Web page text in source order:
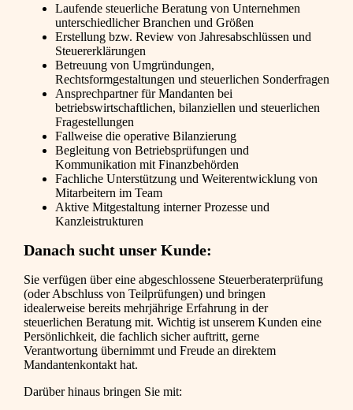
Laufende steuerliche Beratung von Unternehmen
unterschiedlicher Branchen und Größen
Erstellung bzw. Review von Jahresabschlüssen und
Steuererklärungen
Betreuung von Umgründungen,
Rechtsformgestaltungen und steuerlichen Sonderfragen
Ansprechpartner für Mandanten bei
betriebswirtschaftlichen, bilanziellen und steuerlichen
Fragestellungen
Fallweise die operative Bilanzierung
Begleitung von Betriebsprüfungen und
Kommunikation mit Finanzbehörden
Fachliche Unterstützung und Weiterentwicklung von
Mitarbeitern im Team
Aktive Mitgestaltung interner Prozesse und
Kanzleistrukturen
Danach sucht unser Kunde:
Sie verfügen über eine abgeschlossene Steuerberaterprüfung
(oder Abschluss von Teilprüfungen) und bringen
idealerweise bereits mehrjährige Erfahrung in der
steuerlichen Beratung mit. Wichtig ist unserem Kunden eine
Persönlichkeit, die fachlich sicher auftritt, gerne
Verantwortung übernimmt und Freude an direktem
Mandantenkontakt hat.
Darüber hinaus bringen Sie mit: